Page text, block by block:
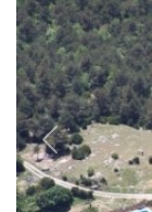
Anterior